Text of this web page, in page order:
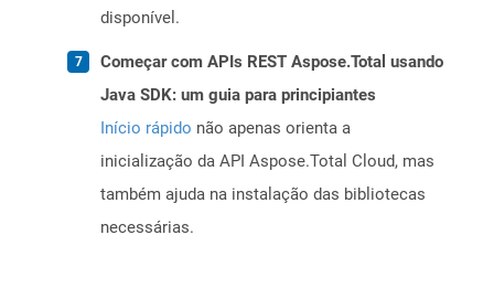
disponível.
Começar com APIs REST Aspose.Total usando
Java SDK: um guia para principiantes
Início rápido não apenas orienta a
inicialização da API Aspose.Total Cloud, mas
também ajuda na instalação das bibliotecas
necessárias.